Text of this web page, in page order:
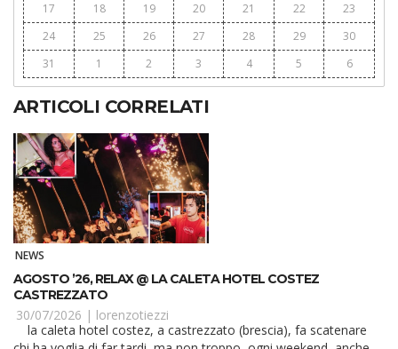
17
18 19 20 21 22
23
24
25 26 27 28 29
30
31
1 2 3 4 5 6
ARTICOLI CORRELATI
NEWS
AGOSTO ’26, RELAX @ LA CALETA HOTEL COSTEZ
CASTREZZATO
30/07/2026 | lorenzotiezzi